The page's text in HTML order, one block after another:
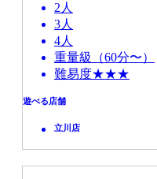
2人
3人
4人
重量級（60分〜）
難易度★★★
遊べる店舗
立川店